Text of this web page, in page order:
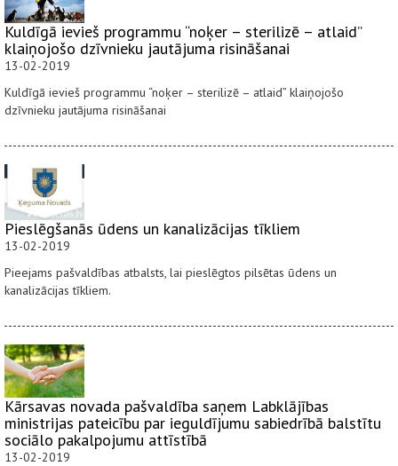
Kuldīgā ievieš programmu “noķer – sterilizē – atlaid”
klaiņojošo dzīvnieku jautājuma risināšanai
13-02-2019
Kuldīgā ievieš programmu “noķer – sterilizē – atlaid” klaiņojošo
dzīvnieku jautājuma risināšanai
Pieslēgšanās ūdens un kanalizācijas tīkliem
13-02-2019
Pieejams pašvaldības atbalsts, lai pieslēgtos pilsētas ūdens un
kanalizācijas tīkliem.
Kārsavas novada pašvaldība saņem Labklājības
ministrijas pateicību par ieguldījumu sabiedrībā balstītu
sociālo pakalpojumu attīstībā
13-02-2019